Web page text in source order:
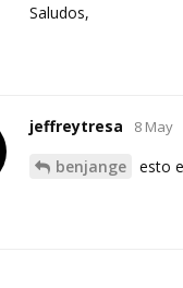
Saludos,
jeffreytresa 8 May
benjange esto